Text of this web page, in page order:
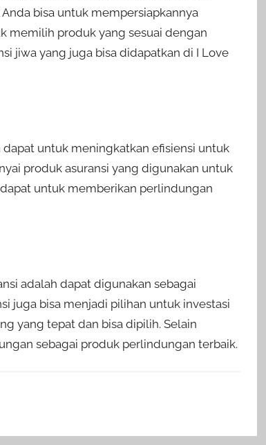
bisa untuk mempersiapkannya
memilih produk yang sesuai dengan
jiwa yang juga bisa didapatkan di I Love
untuk meningkatkan efisiensi untuk
produk asuransi yang digunakan untuk
untuk memberikan perlindungan
adalah dapat digunakan sebagai
juga bisa menjadi pilihan untuk investasi
yang tepat dan bisa dipilih. Selain
sebagai produk perlindungan terbaik.